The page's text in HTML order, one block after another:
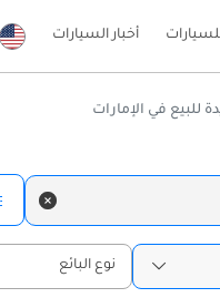
أخبار السيارات
نوع البائع